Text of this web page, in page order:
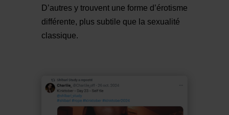
D’autres y trouvent une forme d’érotisme
différente, plus subtile que la sexualité
classique.